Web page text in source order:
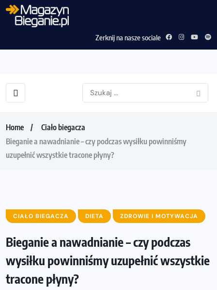
Zerknij na nasze sociale
Home
Ciało biegacza
Bieganie a nawadnianie – czy podczas wysiłku powinniśmy
uzupełnić wszystkie tracone płyny?
CIAŁO BIEGACZA DIETA ZDROWIE I MOTYWACJA
Bieganie a nawadnianie – czy podczas
wysiłku powinniśmy uzupełnić wszystkie
tracone płyny?